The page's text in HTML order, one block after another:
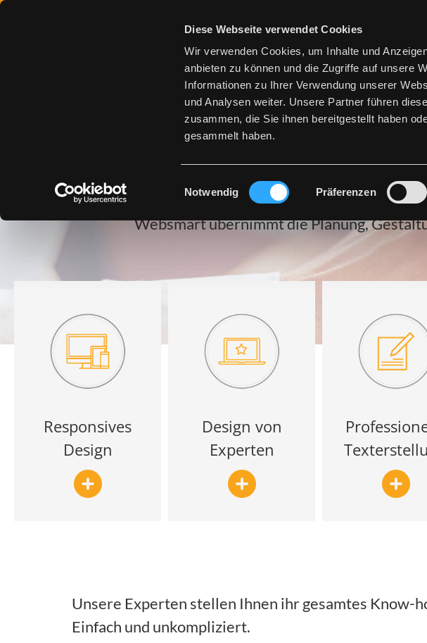
Diese Webseite verwendet Cookies
Wir verwenden Cookies, um Inhalte und
anbieten zu können und die Zugriffe auf unsere
Informationen zu Ihrer Verwendung unserer
und Analysen weiter. Unsere Partner führen
zusammen, die Sie ihnen bereitgestellt haben
gesammelt haben.
Einwilligungsauswahl
Notwendig Präferenzen
Das
Websmart übernimmt die Planung,
Responsives
Design
Design von
Experten
Unsere Experten stellen Ihnen ihr gesamtes
Einfach und unkompliziert.